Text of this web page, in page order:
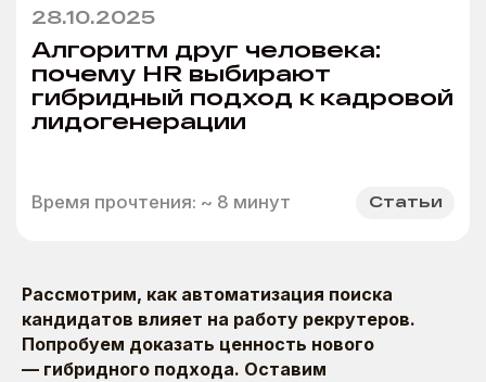
Время прочтения: ~ 8 минут Статьи
Рассмотрим, как автоматизация поиска
кандидатов влияет на работу рекрутеров.
Попробуем доказать ценность нового
— гибридного подхода. Оставим